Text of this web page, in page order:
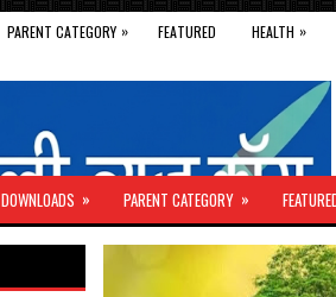
PARENT CATEGORY » FEATURED HEALTH »
DOWNLOADS » PARENT CATEGORY »